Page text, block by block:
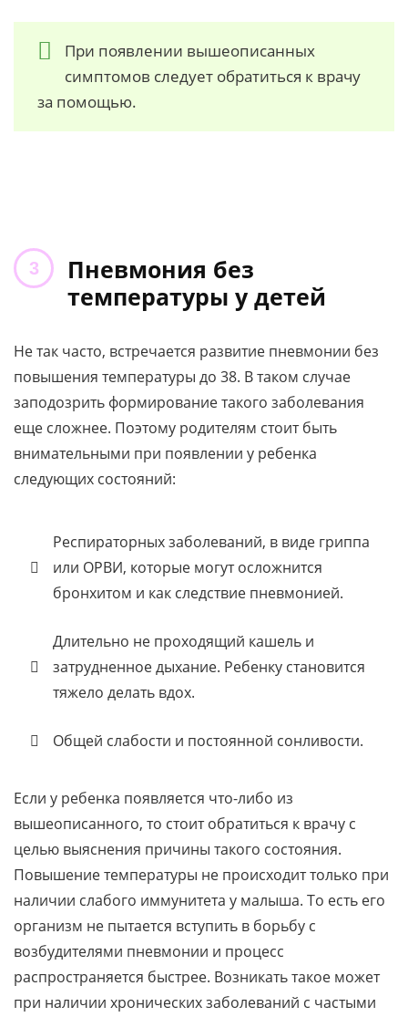
При появлении вышеописанных
симптомов следует обратиться к врачу
за помощью.
Пневмония без
температуры у детей
Не так часто, встречается развитие пневмонии без
повышения температуры до 38. В таком случае
заподозрить формирование такого заболевания
еще сложнее. Поэтому родителям стоит быть
внимательными при появлении у ребенка
следующих состояний:
Респираторных заболеваний, в виде гриппа
или ОРВИ, которые могут осложнится
бронхитом и как следствие пневмонией.
Длительно не проходящий кашель и
затрудненное дыхание. Ребенку становится
тяжело делать вдох.
Общей слабости и постоянной сонливости.
Если у ребенка появляется что-либо из
вышеописанного, то стоит обратиться к врачу с
целью выяснения причины такого состояния.
Повышение температуры не происходит только при
наличии слабого иммунитета у малыша. То есть его
организм не пытается вступить в борьбу с
возбудителями пневмонии и процесс
распространяется быстрее. Возникать такое может
при наличии хронических заболеваний с частыми